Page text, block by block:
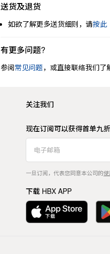
送货及退货
如欲了解更多送货细则，请按此
有更多问题?
参阅常见问题，或直接联络我们了
关注我们
现在订阅可以获得首单九
一旦订阅，代表您同意本公司的
下载 HBX APP